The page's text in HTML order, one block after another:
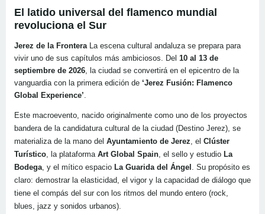
El latido universal del flamenco mundial
revoluciona el Sur
Jerez de la Frontera La escena cultural andaluza se prepara para
vivir uno de sus capítulos más ambiciosos. Del 10 al 13 de
septiembre de 2026 , la ciudad se convertirá en el epicentro de la
vanguardia con la primera edición de ‘Jerez Fusión: Flamenco
Global Experience’
Este macroevento, nacido originalmente como uno de los proyectos
bandera de la candidatura cultural de la ciudad (Destino Jerez), se
materializa de la mano del Ayuntamiento de Jerez , el Clúster
Turístico , la plataforma Art Global Spain , el sello y estudio La
Bodega , y el mítico espacio La Guarida del Ángel
. Su propósito es
claro: demostrar la elasticidad, el vigor y la capacidad de diálogo que
tiene el compás del sur con los ritmos del mundo entero (rock,
blues, jazz y sonidos urbanos).